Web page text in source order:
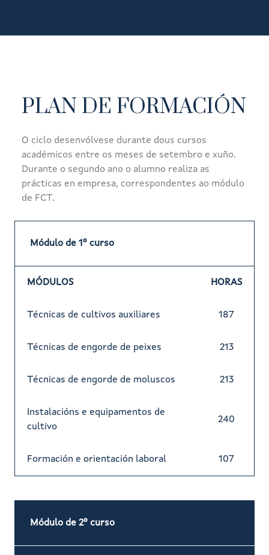
PLAN DE FORMACIÓN
O ciclo desenvólvese durante dous cursos
académicos entre os meses de setembro e xuño.
Durante o segundo ano o alumno realiza as
prácticas en empresa, correspondentes ao módulo
de FCT.
Módulo de 1º curso
MÓDULOS HORAS
Técnicas de cultivos auxiliares 187
Técnicas de engorde de peixes 213
Técnicas de engorde de moluscos 213
Instalacións e equipamentos de
cultivo
240
Formación e orientación laboral 107
Módulo de 2º curso